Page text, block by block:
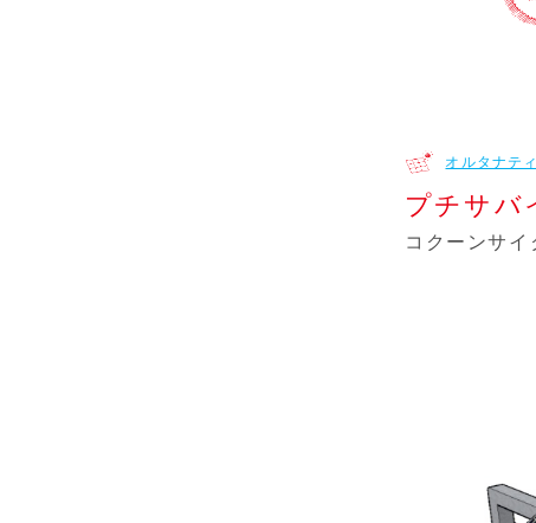
オルタナテ
プチサバ
コクーンサ